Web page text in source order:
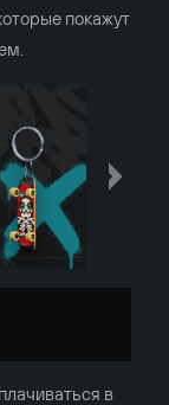
покажут
в